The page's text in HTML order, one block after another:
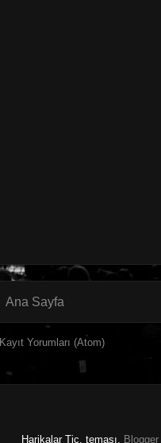
Ana Sayfa
Kayıt Yorumları (Atom)
Harikalar Tic. teması. Blogger